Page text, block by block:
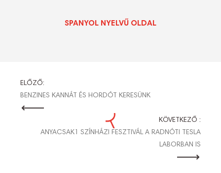
SPANYOL NYELVŰ OLDAL
BEJEGYZÉS
NAVIGÁCIÓ
ELŐZŐ:
BENZINES KANNÁT ÉS HORDÓT KERESÜNK
KÖVETKEZŐ :
ANYACSAK1 SZÍNHÁZI FESZTIVÁL A RADNÓTI TESLA
LABORBAN IS